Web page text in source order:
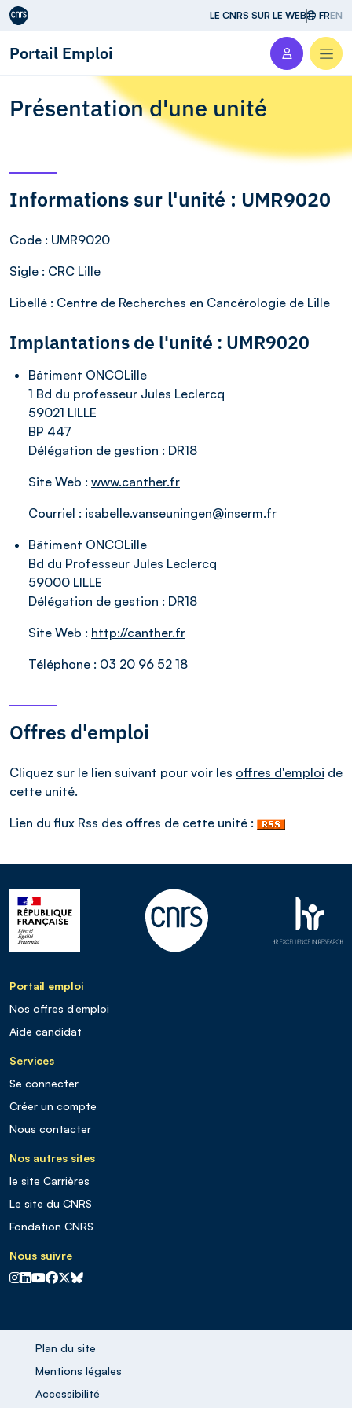
Aller au contenu LE CNRS SUR LE WEB FREN
Portail Emploi
Présentation d'une unité
Informations sur l'unité : UMR9020
Code : UMR9020
Sigle : CRC Lille
Libellé : Centre de Recherches en Cancérologie de Lille
Implantations de l'unité : UMR9020
Bâtiment ONCOLille
1 Bd du professeur Jules Leclercq
59021 LILLE
BP 447
Délégation de gestion : DR18
Site Web : www.canther.fr
Courriel : isabelle.vanseuningen@inserm.fr
Bâtiment ONCOLille
Bd du Professeur Jules Leclercq
59000 LILLE
Délégation de gestion : DR18
Site Web : http://canther.fr
Téléphone : 03 20 96 52 18
Offres d'emploi
Cliquez sur le lien suivant pour voir les offres d'emploi de
cette unité.
Lien du flux Rss des offres de cette unité :
Portail emploi
Nos offres d’emploi
Aide candidat
Services
Se connecter
Créer un compte
Nous contacter
Nos autres sites
le site Carrières
Le site du CNRS
Fondation CNRS
Nous suivre
CNRS sur Instagram
CNRS sur Linkedin
CNRS sur Youtube
CNRS sur Facebook
CNRS sur X
CNRS sur Blus sky
Plan du site
Mentions légales
Accessibilité